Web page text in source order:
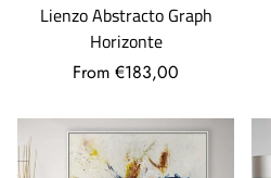
Lienzo Abstracto Graph
Horizonte
From €183,00